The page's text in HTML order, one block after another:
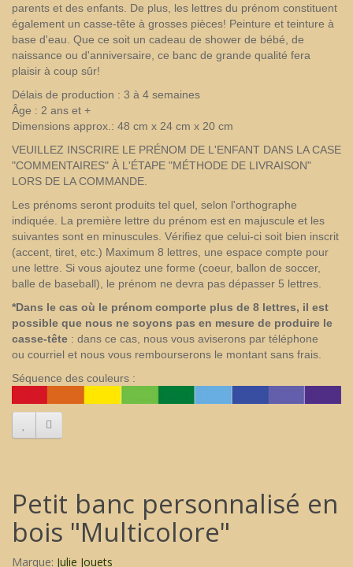
parents et des enfants. De plus, les lettres du prénom constituent
également un casse-tête à grosses pièces! Peinture et teinture à
base d'eau. Que ce soit un cadeau de shower de bébé, de
naissance ou d'anniversaire, ce banc de grande qualité fera
plaisir à coup sûr!
Délais de production : 3 à 4 semaines
Âge : 2 ans et +
Dimensions approx.: 48 cm x 24 cm x 20 cm
VEUILLEZ INSCRIRE LE PRÉNOM DE L'ENFANT DANS LA CASE
"COMMENTAIRES" À L'ÉTAPE "MÉTHODE DE LIVRAISON"
LORS DE LA COMMANDE.
Les prénoms seront produits tel quel, selon l'orthographe
indiquée. La première lettre du prénom est en majuscule et les
suivantes sont en minuscules. Vérifiez que celui-ci soit bien inscrit
(accent, tiret, etc.) Maximum 8 lettres, une espace compte pour
une lettre. Si vous ajoutez une forme (coeur, ballon de soccer,
balle de baseball), le prénom ne devra pas dépasser 5 lettres.
*Dans le cas où le prénom comporte plus de 8 lettres, il est
possible que nous ne soyons pas en mesure de produire le
casse-tête : dans ce cas, nous vous aviserons par téléphone
ou courriel et nous vous rembourserons le montant sans frais.
Séquence des couleurs :
Petit banc personnalisé en
bois "Multicolore"
Marque: Julie Jouets